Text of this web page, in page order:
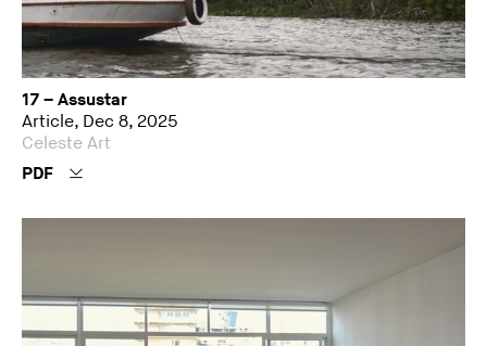
17 – Assustar
Article, Dec 8, 2025
Celeste Art
PDF